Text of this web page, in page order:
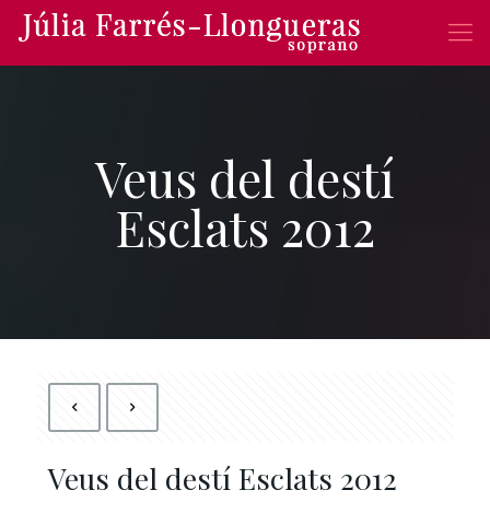
Veus del destí
Esclats 2012
Veus del destí Esclats 2012